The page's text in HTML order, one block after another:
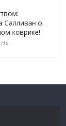
Салливан о
коврике!